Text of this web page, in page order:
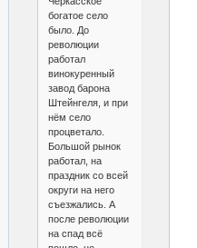
богатое село
было. До
революции
работал
винокуренный
завод барона
Штейнгеля, и при
нём село
процветало.
Большой рынок
работал, на
праздник со всей
округи на него
съезжались. А
после революции
на спад всё